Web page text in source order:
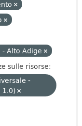
Alto Adige
sulle risorse:
-
1.0)